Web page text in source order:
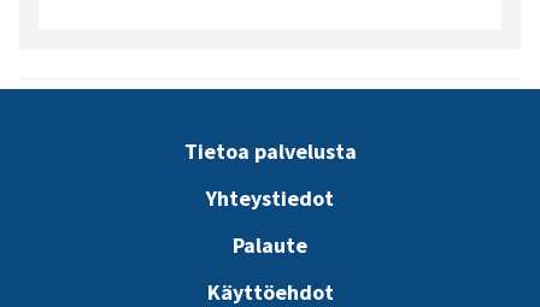
Tietoa palvelusta
Yhteystiedot
Palaute
Käyttöehdot